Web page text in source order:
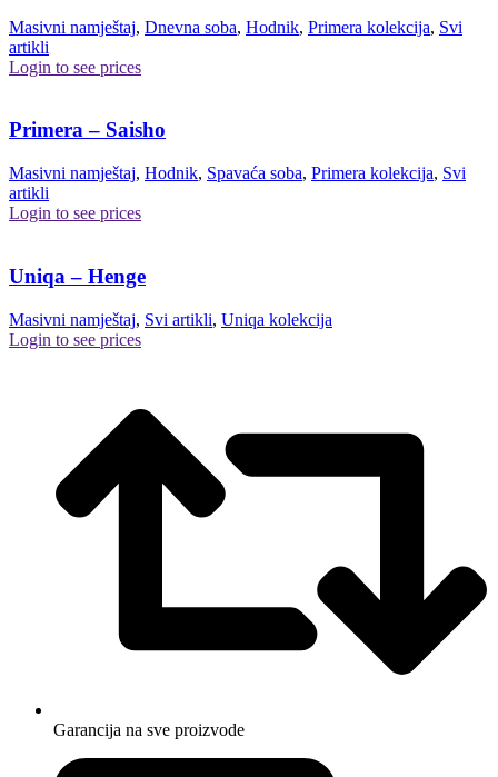
Masivni namještaj, Dnevna soba, Hodnik, Primera kolekcija, Svi
artikli
Login to see prices
Primera – Saisho
Masivni namještaj, Hodnik, Spavaća soba, Primera kolekcija, Svi
artikli
Login to see prices
Uniqa – Henge
Masivni namještaj, Svi artikli, Uniqa kolekcija
Login to see prices
Garancija na sve proizvode